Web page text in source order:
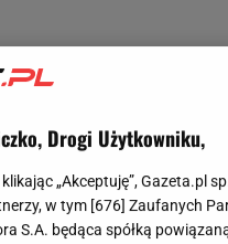
w ostatnich
oszczędzany. Polak
Drogi Użytkowniku,
„Akceptuję”, Gazeta.pl
w tym [676] Zaufanych
S.A. będąca spółką